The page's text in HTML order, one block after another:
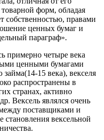
форм, обладая
собственностью, правами
ценных бумаг и
параграф».
примерно четыре века
ценными бумагами
15 века), векселя
распространены в
странах, активно
Вексель являлся очень
поставщиками и
становления вексельной